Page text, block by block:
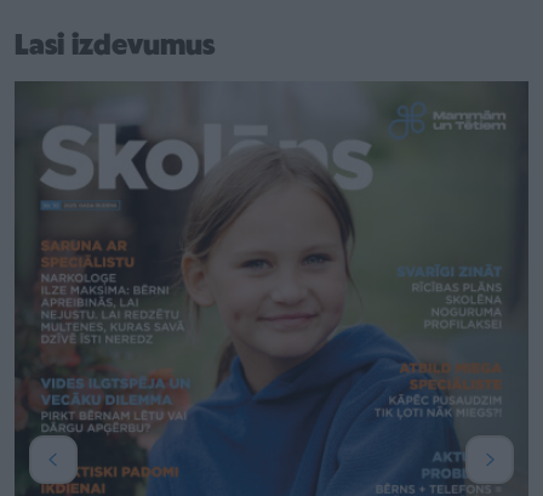
Lasi izdevumus